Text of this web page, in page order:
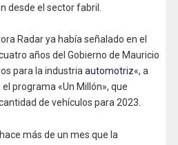
desde el sector fabril.
Radar ya había señalado en el
años del Gobierno de Mauricio
para la industriaautomotriz«, a
programa «Un Millón», que
de vehículos para 2023.
más de un mes que la